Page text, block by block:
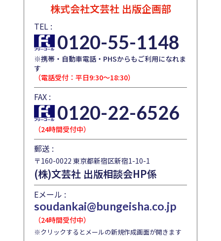
株式会社文芸社 出版企画部
TEL :
0120-55-1148
※携帯・自動車電話・PHSからもご利用になれま
す
（電話受付：平日9:30～18:30）
FAX :
0120-22-6526
（24時間受付中）
郵送 :
〒160-0022 東京都新宿区新宿1-10-1
(株)文芸社 出版相談会HP係
Eメール :
soudankai@bungeisha.co.jp
（24時間受付中）
※クリックするとメールの新規作成画面が開きます